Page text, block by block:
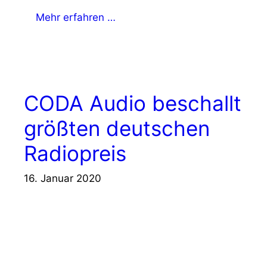
Mehr erfahren …
CODA Audio beschallt
größten deutschen
Radiopreis
16. Januar 2020